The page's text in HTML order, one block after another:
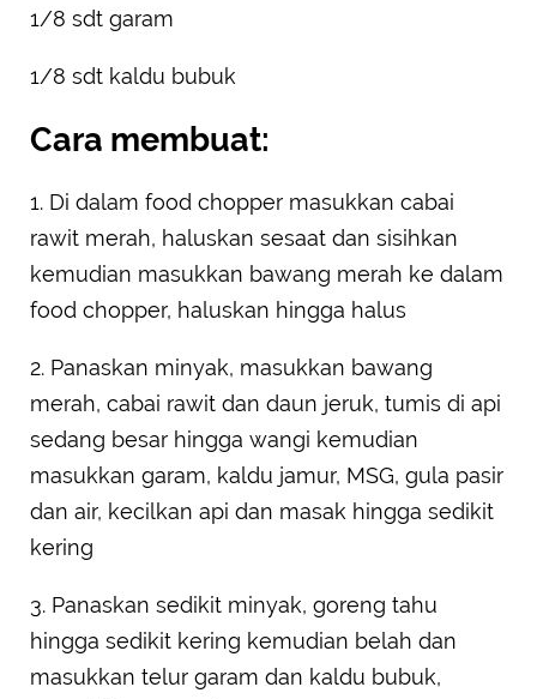
1/8 sdt garam
1/8 sdt kaldu bubuk
Cara membuat:
1. Di dalam food chopper masukkan cabai
rawit merah, haluskan sesaat dan sisihkan
kemudian masukkan bawang merah ke dalam
food chopper, haluskan hingga halus
2. Panaskan minyak, masukkan bawang
merah, cabai rawit dan daun jeruk, tumis di api
sedang besar hingga wangi kemudian
masukkan garam, kaldu jamur, MSG, gula pasir
dan air, kecilkan api dan masak hingga sedikit
kering
3. Panaskan sedikit minyak, goreng tahu
hingga sedikit kering kemudian belah dan
masukkan telur garam dan kaldu bubuk,